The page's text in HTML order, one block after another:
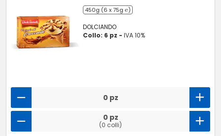
450g (6 x 75g ℮)
DOLCIANDO
Collo: 6 pz -IVA 10%
0 pz
0 pz
(0 colli)